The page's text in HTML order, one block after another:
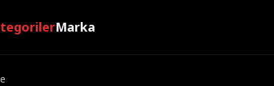
Marka